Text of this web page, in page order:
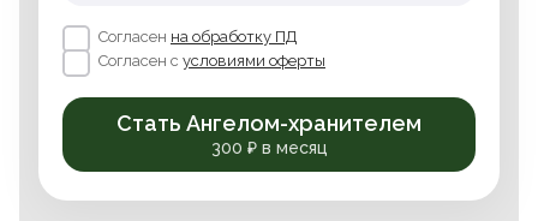
Согласен на обработку ПД
Согласен с условиями оферты
Стать Ангелом-хранителем
300 ₽ в месяц